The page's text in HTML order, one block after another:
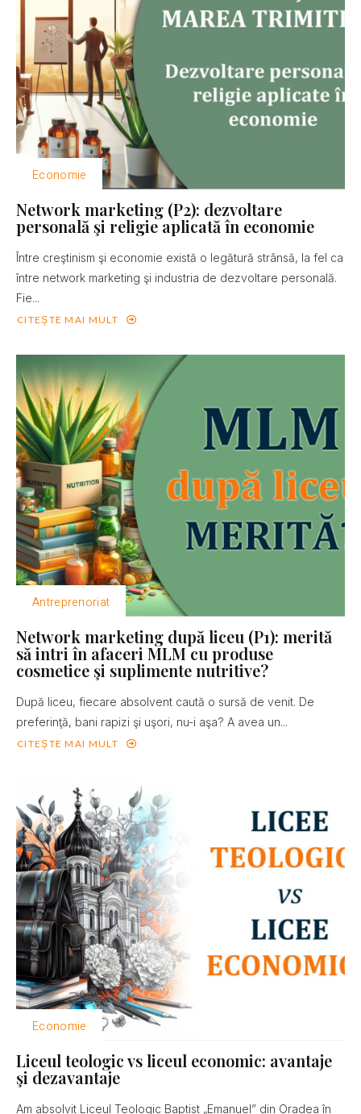
Economie
Network marketing (P2): dezvoltare
personală şi religie aplicată în economie
Între creştinism şi economie există o legătură strânsă, la fel ca
între network marketing şi industria de dezvoltare personală.
Fie...
CITEȘTE MAI MULT
Antreprenoriat
Network marketing după liceu (P1): merită
să intri în afaceri MLM cu produse
cosmetice şi suplimente nutritive?
După liceu, fiecare absolvent caută o sursă de venit. De
preferinţă, bani rapizi şi uşori, nu-i aşa? A avea un...
CITEȘTE MAI MULT
Economie
Liceul teologic vs liceul economic: avantaje
şi dezavantaje
Am absolvit Liceul Teologic Baptist „Emanuel” din Oradea în